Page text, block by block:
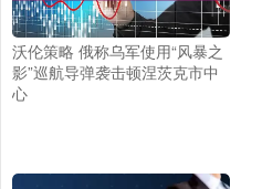
沃伦策略 俄称乌军使用“风暴之
影”巡航导弹袭击顿涅茨克市中
心